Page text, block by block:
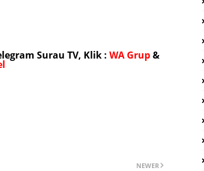
Surau TV, Klik : WA Grup&
NEWER